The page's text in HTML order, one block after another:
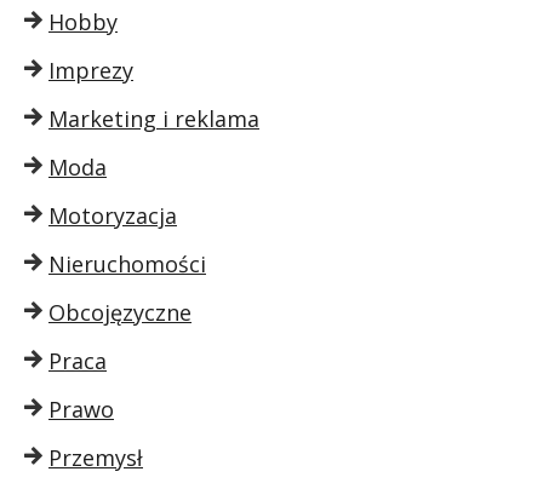
Hobby
Imprezy
Marketing i reklama
Moda
Motoryzacja
Nieruchomości
Obcojęzyczne
Praca
Prawo
Przemysł